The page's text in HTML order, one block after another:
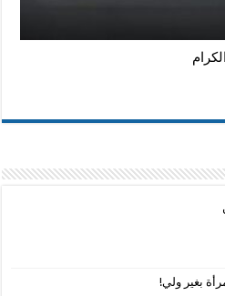
بغير ولي!